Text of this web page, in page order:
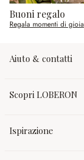
Buoni regalo
Regala momenti di gioia
Aiuto & contatti
Scopri LOBERON
Ispirazione